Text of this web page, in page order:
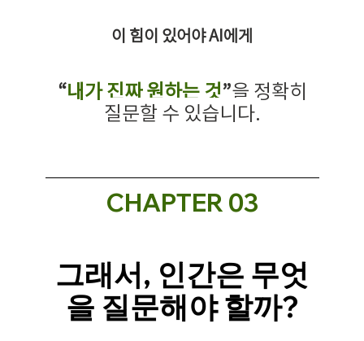
이 힘이 있어야 AI에게
“내가 진짜 원하는 것”을 정확히
질문할 수 있습니다.
CHAPTER 03
그래서, 인간은 무엇
을 질문해야 할까?